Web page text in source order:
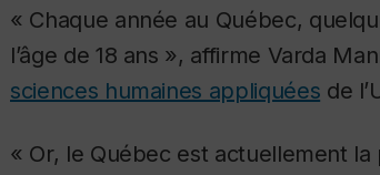
« Chaque année au Québec,
l’âge de 18 ans », affirme Varda
sciences humaines appliquées de
« Or, le Québec est actuellement